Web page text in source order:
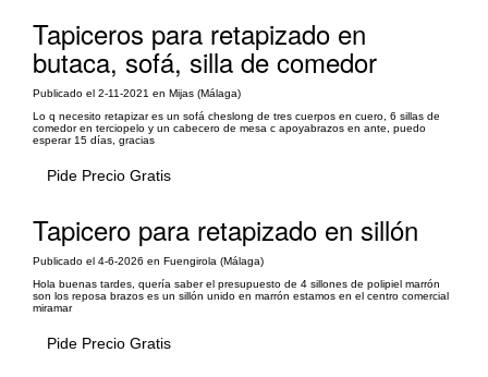
Tapiceros para retapizado en
butaca, sofá, silla de comedor
Publicado el 2-11-2021 en Mijas (Málaga)
Lo q necesito retapizar es un sofá cheslong de tres cuerpos en cuero, 6 sillas de
comedor en terciopelo y un cabecero de mesa c apoyabrazos en ante, puedo
esperar 15 días, gracias
Pide Precio Gratis
Tapicero para retapizado en sillón
Publicado el 4-6-2026 en Fuengirola (Málaga)
Hola buenas tardes, quería saber el presupuesto de 4 sillones de polipiel marrón
son los reposa brazos es un sillón unido en marrón estamos en el centro comercial
miramar
Pide Precio Gratis